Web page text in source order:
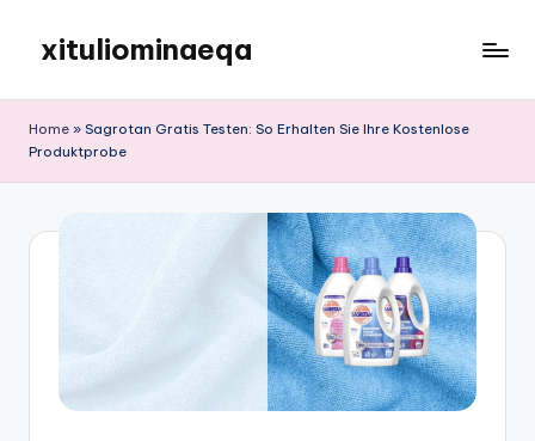
content
xituliominaeqa
Home » Sagrotan Gratis Testen: So Erhalten Sie Ihre Kostenlose
Produktprobe